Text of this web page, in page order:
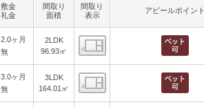
敷金
礼金
間取り
面積
間取り
表示
アピールポイント
2.0ヶ月
無
2LDK
96.93㎡
間取り表示
3.0ヶ月
無
3LDK
164.01㎡
間取り表示